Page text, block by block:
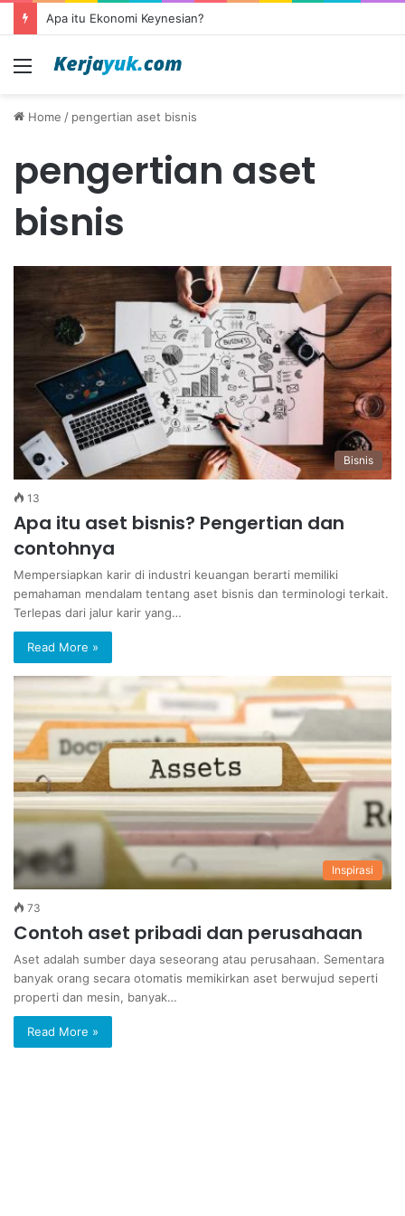
Apa itu Ekonomi Keynesian?
Menu
Home / pengertian aset bisnis
pengertian aset
bisnis
Bisnis
13
Apa itu aset bisnis? Pengertian dan
contohnya
Mempersiapkan karir di industri keuangan berarti memiliki
pemahaman mendalam tentang aset bisnis dan terminologi terkait.
Terlepas dari jalur karir yang…
Read More »
Inspirasi
73
Contoh aset pribadi dan perusahaan
Aset adalah sumber daya seseorang atau perusahaan. Sementara
banyak orang secara otomatis memikirkan aset berwujud seperti
properti dan mesin, banyak…
Read More »